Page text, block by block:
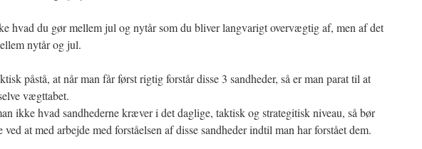
hvad du gør mellem jul og nytår som du bliver langvarigt overvægtig af, men af det
nytår og jul.
påstå, at når man får først rigtig forstår disse 3 sandheder, så er man parat til at
vægttabet.
ikke hvad sandhederne kræver i det daglige, taktisk og strategitisk niveau, så bør
ved at med arbejde med forståelsen af disse sandheder indtil man har forstået dem.